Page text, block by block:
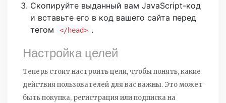
Скопируйте выданный вам JavaScript-код
и вставьте его в код вашего сайта перед
тегом
</head> .
Настройка целей
Теперь стоит настроить цели, чтобы понять, какие
действия пользователей для вас важны. Это может
быть покупка, регистрация или подписка на